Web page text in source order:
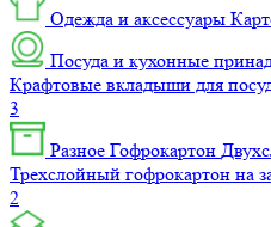
Одежда и аксессуары
Посуда и кухонные
Крафтовые вкладыши для
3
Разное Гофрокартон
Трехслойный гофрокартон на
2